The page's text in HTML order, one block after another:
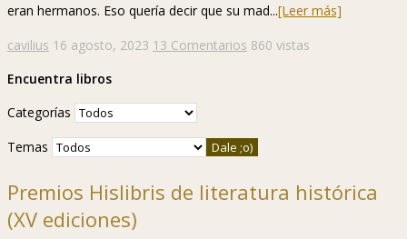
eran hermanos. Eso quería decir que su mad...[Leer más]
cavilius 16 agosto, 2023 13 Comentarios 860 vistas
Encuentra libros
Categorías
Temas
Premios Hislibris de literatura histórica
(XV ediciones)